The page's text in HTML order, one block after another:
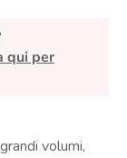
qui per
volumi,